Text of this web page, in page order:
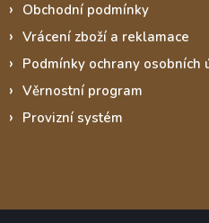
Obchodní podmínky
Vrácení zboží a reklamace
Podmínky ochrany osobních
Věrnostní program
Provizní systém